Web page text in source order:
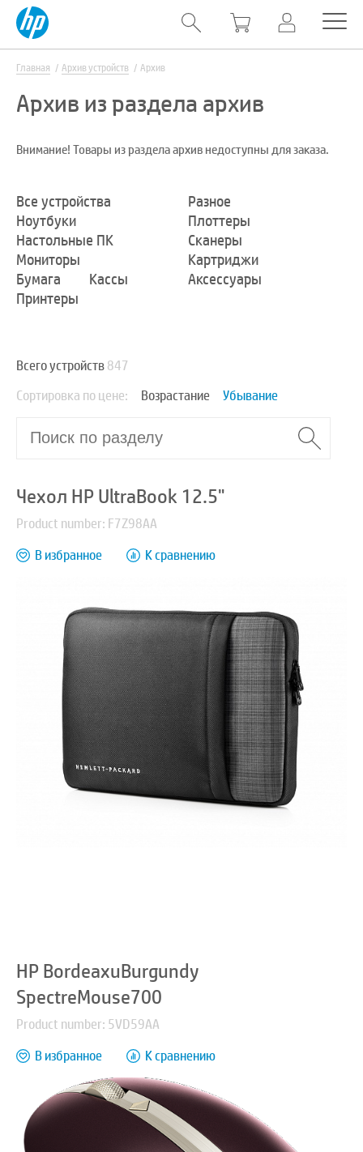
Главная Архив устройств Архив
Архив из раздела архив
Внимание! Товары из раздела архив недоступны для заказа.
Все устройства
Ноутбуки
Настольные ПК
Мониторы
Бумага
Кассы
Принтеры
Разное
Плоттеры
Сканеры
Картриджи
Аксессуары
Всего устройств847
Сортировка по цене:
Возрастание Убывание
Чехол HP UltraBook 12.5"
Product number: F7Z98AA
В избранное
К сравнению
HP BordeaxuBurgundy
SpectreMouse700
Product number: 5VD59AA
В избранное
К сравнению